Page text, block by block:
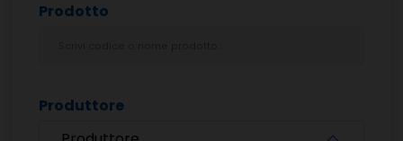
Prodotto
Produttore